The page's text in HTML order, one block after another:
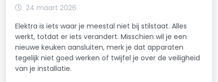
24 maart 2026
Elektra is iets waar je meestal niet bij stilstaat. Alles
werkt, totdat er iets verandert. Misschien wil je een
nieuwe keuken aansluiten, merk je dat apparaten
tegelijk niet goed werken of twijfel je over de veiligheid
van je installatie.